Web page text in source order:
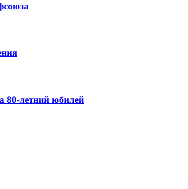
80-летний юбилей